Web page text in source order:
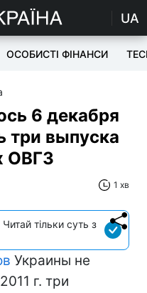
UA
ОСОБИСТІ ФІНАНСИ
6 декабря
три выпуска
ОВГЗ
1 хв
тільки суть з
Украины не
г. три